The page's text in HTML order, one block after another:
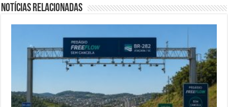
Notícias relacionadas